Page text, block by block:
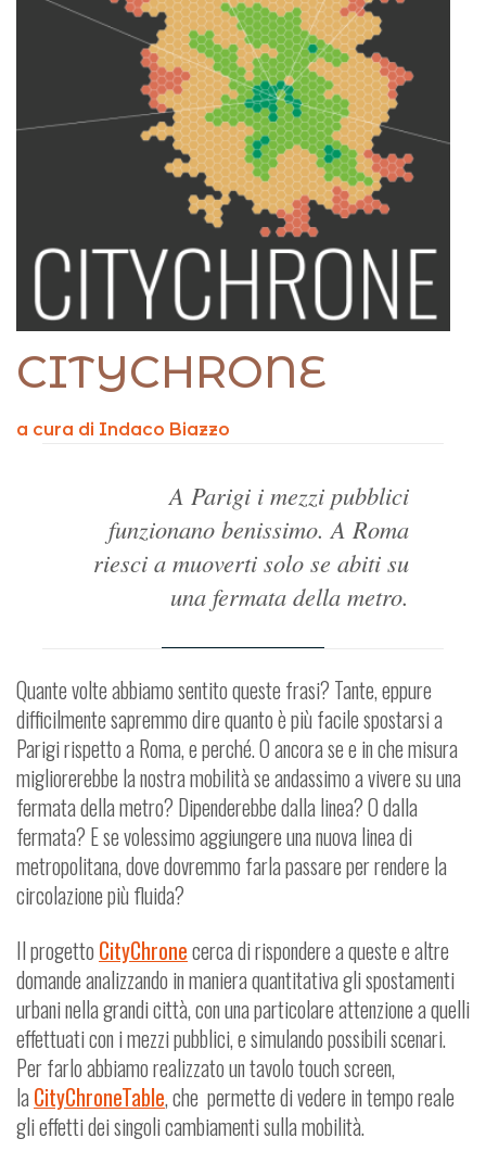
CITYCHRONE
a cura di Indaco Biazzo
A Parigi i mezzi pubblici
funzionano benissimo. A Roma
riesci a muoverti solo se abiti su
una fermata della metro.
Quante volte abbiamo sentito queste frasi? Tante, eppure
difficilmente sapremmo dire quanto è più facile spostarsi a
Parigi rispetto a Roma, e perché. O ancora se e in che misura
migliorerebbe la nostra mobilità se andassimo a vivere su una
fermata della metro? Dipenderebbe dalla linea? O dalla
fermata? E se volessimo aggiungere una nuova linea di
metropolitana, dove dovremmo farla passare per rendere la
circolazione più fluida?
Il progetto CityChronecerca di rispondere a queste e altre
domande analizzando in maniera quantitativa gli spostamenti
urbani nella grandi città, con una particolare attenzione a quelli
effettuati con i mezzi pubblici, e simulando possibili scenari.
Per farlo abbiamo realizzato un tavolo touch screen,
laCityChroneTable, che permette di vedere in tempo reale
gli effetti dei singoli cambiamenti sulla mobilità.